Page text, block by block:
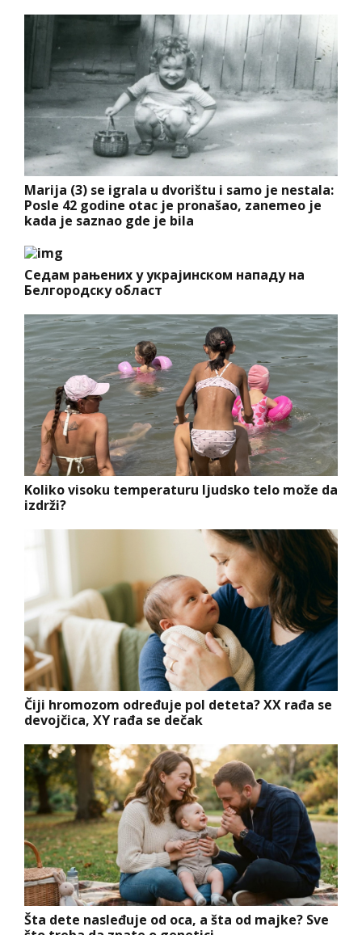
Marija (3) se igrala u dvorištu i samo je nestala:
Posle 42 godine otac je pronašao, zanemeo je
kada je saznao gde je bila
Седам рањених у украјинском нападу на
Белгородску област
Koliko visoku temperaturu ljudsko telo može da
izdrži?
Čiji hromozom određuje pol deteta? XX rađa se
devojčica, XY rađa se dečak
Šta dete nasleđuje od oca, a šta od majke? Sve